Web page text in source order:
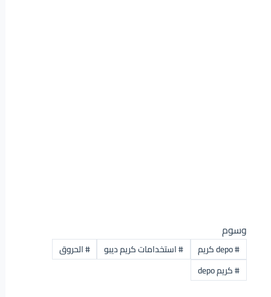
وسوم
#depo كريم #استخدامات كريم ديبو #الحروق
#كريم depo